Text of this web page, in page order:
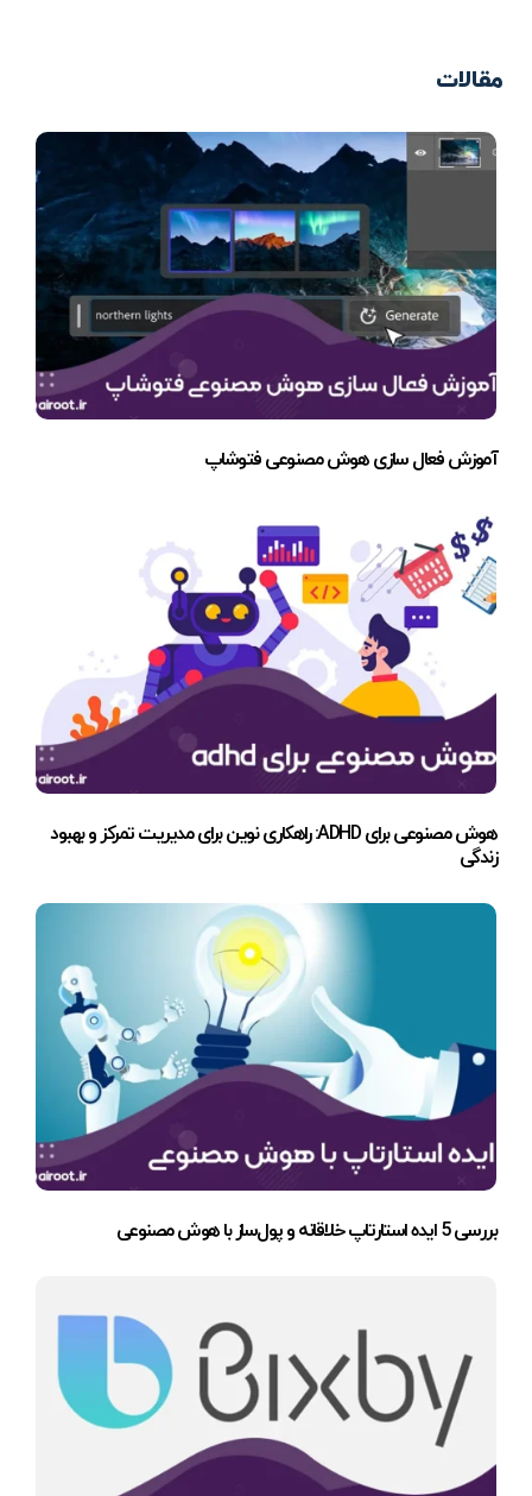
مقالات
آموزش فعال سازی هوش مصنوعی فتوشاپ
هوش مصنوعی برای ADHD: راهکاری نوین برای مدیریت تمرکز و بهبود
زندگی
بررسی 5 ایده استارتاپ خلاقانه و پول‌ساز با هوش مصنوعی